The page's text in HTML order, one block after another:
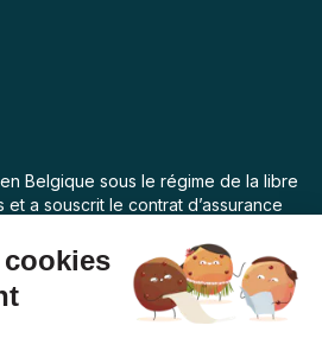
Belgique sous le régime de la libre
a souscrit le contrat d’assurance
Belgrand, 92300 Levallois Perret,
au produit d’assurance est la loi